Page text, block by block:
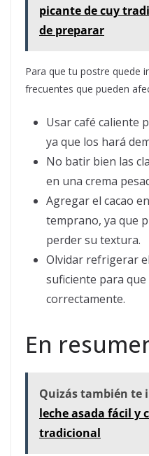
picante de cuy
de preparar
Para que tu postre quede
frecuentes que pueden
Usar café caliente
ya que los hará
No batir bien las
en una crema
Agregar el cacao
temprano, ya que
perder su textura.
Olvidar refrigerar
suficiente para
correctamente.
En
Quizás también te
leche asada fácil y
tradicional